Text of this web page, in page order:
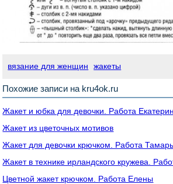
вязание для женщин жакеты
Похожие записи на kru4ok.ru
Жакет и юбка для девочки. Работа
Жакет из цветочных мотивов
Жакет для девочки крючком. Работа
Жакет в технике ирландского кружева.
Цветной жакет крючком. Работа Елены